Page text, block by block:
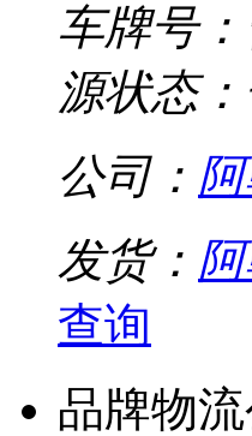
车牌号
源状态
公司：
发货：
查询
品牌物流